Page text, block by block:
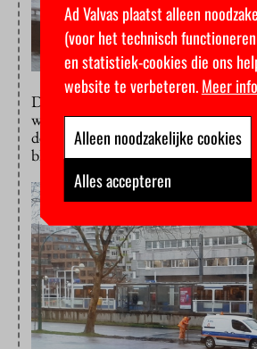
Ditmaal greep de gemeente sneller
werkzaamheden. Een
deze illegale parkeerplek inmiddels
blubber van Amsterdam”.
Ad Valvas plaatst alleen
(voor het technisch
en statistiek-cookies die ons
website te verbeteren.Meer
Alleen noodzakelijke cookies
Alles accepteren